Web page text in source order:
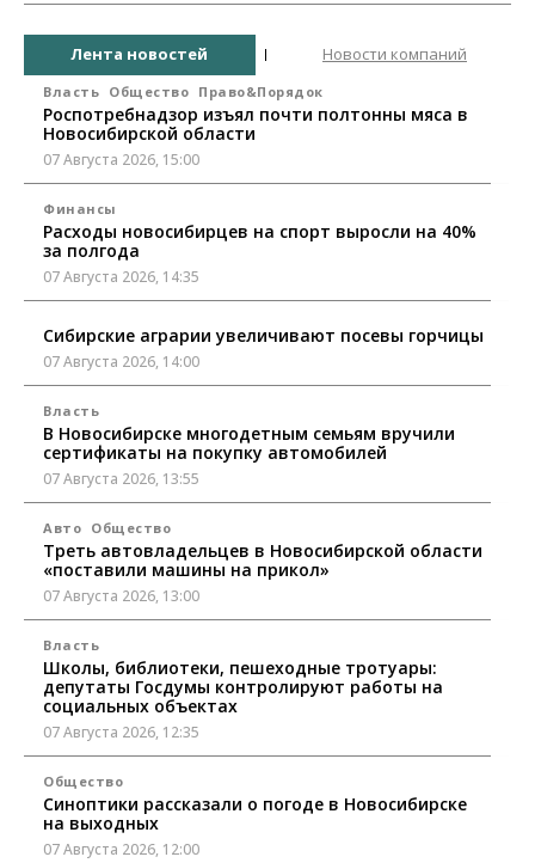
Лента новостей Новости компаний
Власть Общество Право&Порядок
Роспотребнадзор изъял почти полтонны мяса в
Новосибирской области
07 Августа 2026, 15:00
Финансы
Расходы новосибирцев на спорт выросли на 40%
за полгода
07 Августа 2026, 14:35
Сибирские аграрии увеличивают посевы горчицы
07 Августа 2026, 14:00
Власть
В Новосибирске многодетным семьям вручили
сертификаты на покупку автомобилей
07 Августа 2026, 13:55
Авто Общество
Треть автовладельцев в Новосибирской области
«поставили машины на прикол»
07 Августа 2026, 13:00
Власть
Школы, библиотеки, пешеходные тротуары:
депутаты Госдумы контролируют работы на
социальных объектах
07 Августа 2026, 12:35
Общество
Синоптики рассказали о погоде в Новосибирске
на выходных
07 Августа 2026, 12:00